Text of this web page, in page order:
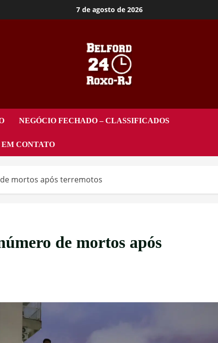
7 de agosto de 2026
NEGÓCIO FECHADO – CLASSIFICADOS
CONTATO
mortos após terremotos
de mortos após